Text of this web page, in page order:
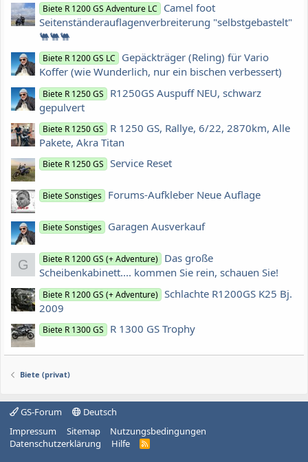
Biete R 1200 GS Adventure LC
Camel foot
Seitenständerauflagenverbreiterung "selbstgebastelt"
🐫🐫🐫
Biete R 1200 GS LC
Gepäckträger (Reling) für Vario
Koffer (wie Wunderlich, nur ein bischen verbessert)
Biete R 1250 GS
R1250GS Auspuff NEU, schwarz
gepulvert
Biete R 1250 GS
R 1250 GS, Rallye, 6/22, 2870km, Alle
Pakete, Akra Titan
Biete R 1250 GS Service Reset
Biete Sonstiges Forums-Aufkleber Neue Auflage
Biete Sonstiges Garagen Ausverkauf
G Biete R 1200 GS (+ Adventure) Das große
Scheibenkabinett.... kommen Sie rein, schauen Sie!
Biete R 1200 GS (+ Adventure) Schlachte R1200GS K25 Bj.
2009
Biete R 1300 GS R 1300 GS Trophy
Biete (privat)
GS-Forum
Deutsch
Impressum
Sitemap
Nutzungsbedingungen
Datenschutzerklärung
Hilfe
R